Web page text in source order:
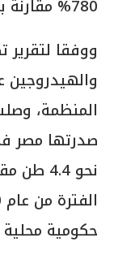
780% مقارنة بنفس الفترة من عام 2020.
ووفقا لتقرير
والهيدروجين
المنظمة،
حكومية محلية